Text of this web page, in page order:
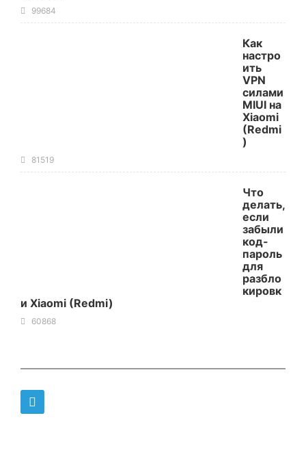
99684
Как
настро
ить
VPN
силами
MIUI на
Xiaomi
(Redmi
)
81519
Что
делать,
если
забыли
код-
пароль
для
разбло
кировк
и Xiaomi (Redmi)
60868